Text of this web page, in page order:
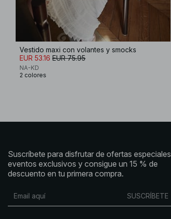
Vestido maxi con volantes y smocks
EUR 53.16 EUR 75.95
NA-KD
2 colores
Suscríbete para disfrutar de ofertas especiales,
eventos exclusivos y consigue un 15 % de
descuento en tu primera compra.
SUSCRÍBETE